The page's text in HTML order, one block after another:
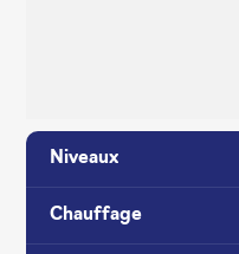
Niveaux
Chauffage